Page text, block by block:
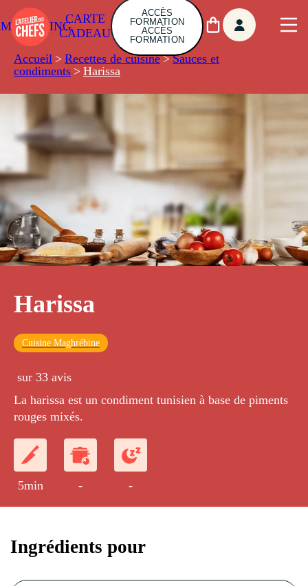
CARTE
CADEAU
ACCÈS
FORMATION
ACCÈS
FORMATION
Accueil > Recettes de cuisine > Sauces et
condiments > Harissa
Harissa
Cuisine Maghrébine
sur 33 avis
La harissa est un condiment tunisien à base de piments
rouges mixés.
5min - -
Ingrédients pour